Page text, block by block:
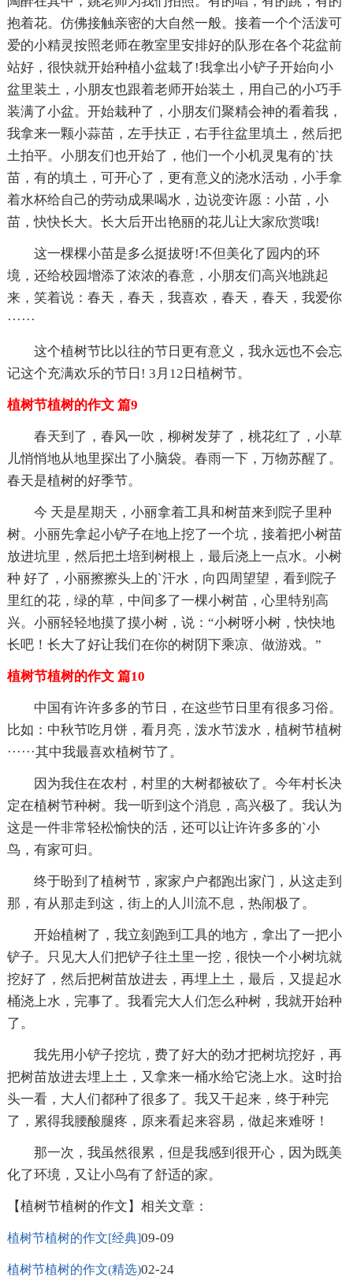
抱着花。仿佛接触亲密的大自然一般。接着一个个活泼可
爱的小精灵按照老师在教室里安排好的队形在各个花盆前
站好，很快就开始种植小盆栽了!我拿出小铲子开始向小
盆里装土，小朋友也跟着老师开始装土，用自己的小巧手
装满了小盆。开始栽种了，小朋友们聚精会神的看着我，
我拿来一颗小蒜苗，左手扶正，右手往盆里填土，然后把
土拍平。小朋友们也开始了，他们一个小机灵鬼有的`扶
苗，有的填土，可开心了，更有意义的浇水活动，小手拿
着水杯给自己的劳动成果喝水，边说变许愿：小苗，小
苗，快快长大。长大后开出艳丽的花儿让大家欣赏哦!
这一棵棵小苗是多么挺拔呀!不但美化了园内的环
境，还给校园增添了浓浓的春意，小朋友们高兴地跳起
来，笑着说：春天，春天，我喜欢，春天，春天，我爱你
······
这个植树节比以往的节日更有意义，我永远也不会忘
记这个充满欢乐的节日! 3月12日植树节。
植树节植树的作文 篇9
春天到了，春风一吹，柳树发芽了，桃花红了，小草
儿悄悄地从地里探出了小脑袋。春雨一下，万物苏醒了。
春天是植树的好季节。
今 天是星期天，小丽拿着工具和树苗来到院子里种
树。小丽先拿起小铲子在地上挖了一个坑，接着把小树苗
放进坑里，然后把土培到树根上，最后浇上一点水。小树
种 好了，小丽擦擦头上的`汗水，向四周望望，看到院子
里红的花，绿的草，中间多了一棵小树苗，心里特别高
兴。小丽轻轻地摸了摸小树，说：“小树呀小树，快快地
长吧！长大了好让我们在你的树阴下乘凉、做游戏。”
植树节植树的作文 篇10
中国有许许多多的节日，在这些节日里有很多习俗。
比如：中秋节吃月饼，看月亮，泼水节泼水，植树节植树
······其中我最喜欢植树节了。
因为我住在农村，村里的大树都被砍了。今年村长决
定在植树节种树。我一听到这个消息，高兴极了。我认为
这是一件非常轻松愉快的活，还可以让许许多多的`小
鸟，有家可归。
终于盼到了植树节，家家户户都跑出家门，从这走到
那，有从那走到这，街上的人川流不息，热闹极了。
开始植树了，我立刻跑到工具的地方，拿出了一把小
铲子。只见大人们把铲子往土里一挖，很快一个小树坑就
挖好了，然后把树苗放进去，再埋上土，最后，又提起水
桶浇上水，完事了。我看完大人们怎么种树，我就开始种
了。
我先用小铲子挖坑，费了好大的劲才把树坑挖好，再
把树苗放进去埋上土，又拿来一桶水给它浇上水。这时抬
头一看，大人们都种了很多了。我又干起来，终于种完
了，累得我腰酸腿疼，原来看起来容易，做起来难呀！
那一次，我虽然很累，但是我感到很开心，因为既美
化了环境，又让小鸟有了舒适的家。
【植树节植树的作文】相关文章：
植树节植树的作文[经典]09-09
植树节植树的作文(精选)02-24